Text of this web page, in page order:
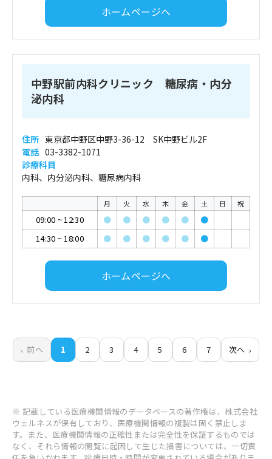
ホームページへ
中野駅前内科クリニック 糖尿病・内分
泌内科
住所 東京都中野区中野3-36-12 SK中野ビル2F
電話 03-3382-1071
診療科目
内科、内分泌内科、糖尿病内科
月 火 水 木 金 土 日 祝
09:00 ~12:30 ● ● ● ● ●
●
14:30 ~18:00 ● ● ● ● ● ●
ホームページへ
前へ 1 2 3 4 5 6 7 次へ
※ 記載している医療機関情報のデータベースの著作権は、株式会社
ウェルネスが保有しており、医療機関情報の複製は固く禁止しま
す。また、医療機関情報の正確性または完全性を保証するものでは
なく、それら情報の閲覧に起因して生じた損害については、一切責